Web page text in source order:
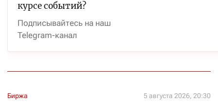
курсе событий?
Подписывайтесь на наш
Telegram-канал
Биржа 5 августа 2026, 20:30